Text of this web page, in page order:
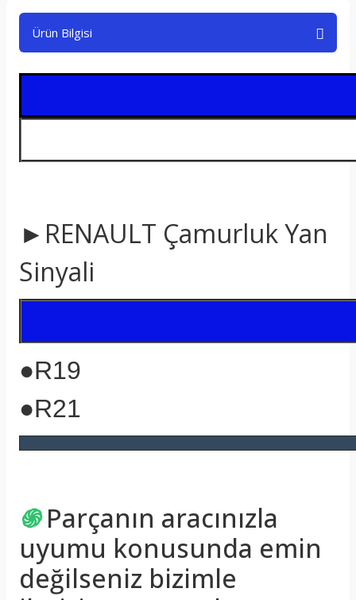
Ürün Bilgisi
►RENAULT Çamurluk Yan
Sinyali
●R19
●R21
֍ Parçanın aracınızla
uyumu konusunda emin
değilseniz bizimle